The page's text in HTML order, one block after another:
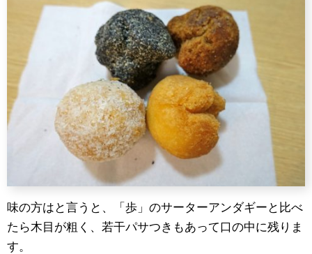
味の方はと言うと、「歩」のサーターアンダギーと比べ
たら木目が粗く、若干パサつきもあって口の中に残りま
す。